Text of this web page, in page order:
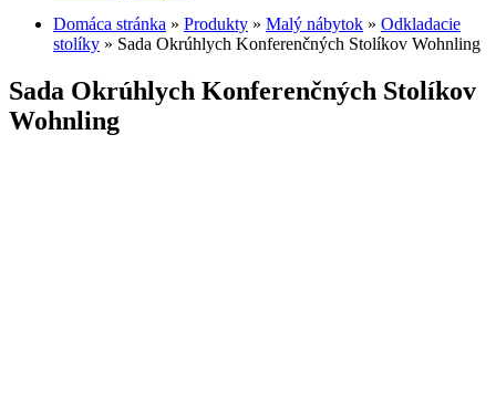
Domáca stránka » Produkty » Malý nábytok » Odkladacie
stolíky » Sada Okrúhlych Konferenčných Stolíkov Wohnling
Sada Okrúhlych Konferenčných Stolíkov
Wohnling